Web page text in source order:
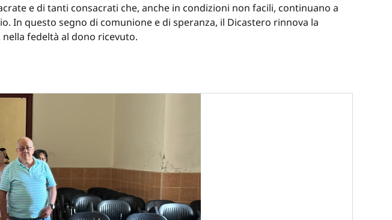
e di tanti consacrati che, anche in condizioni non facili, continuano a
In questo segno di comunione e di speranza, il Dicastero rinnova la
fedeltà al dono ricevuto.